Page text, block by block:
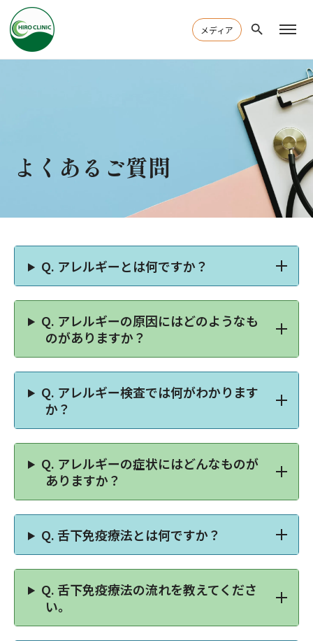
メディア
よくあるご質問
Q. アレルギーとは何ですか？
Q. アレルギーの原因にはどのようなも
のがありますか？
Q. アレルギー検査では何がわかります
か？
Q. アレルギーの症状にはどんなものが
ありますか？
Q. 舌下免疫療法とは何ですか？
Q. 舌下免疫療法の流れを教えてくださ
い。